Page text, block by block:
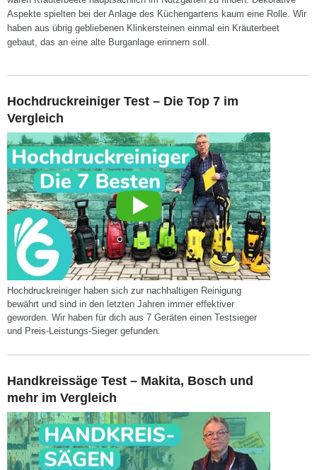
Aspekte spielten bei der Anlage des Küchengartens kaum eine Rolle. Wir
haben aus übrig gebliebenen Klinkersteinen einmal ein Kräuterbeet
gebaut, das an eine alte Burganlage erinnern soll.
Hochdruckreiniger Test – Die Top 7 im
Vergleich
Hochdruckreiniger haben sich zur nachhaltigen Reinigung
bewährt und sind in den letzten Jahren immer effektiver
geworden. Wir haben für dich aus 7 Geräten einen Testsieger
und Preis-Leistungs-Sieger gefunden.
Handkreissäge Test – Makita, Bosch und
mehr im Vergleich